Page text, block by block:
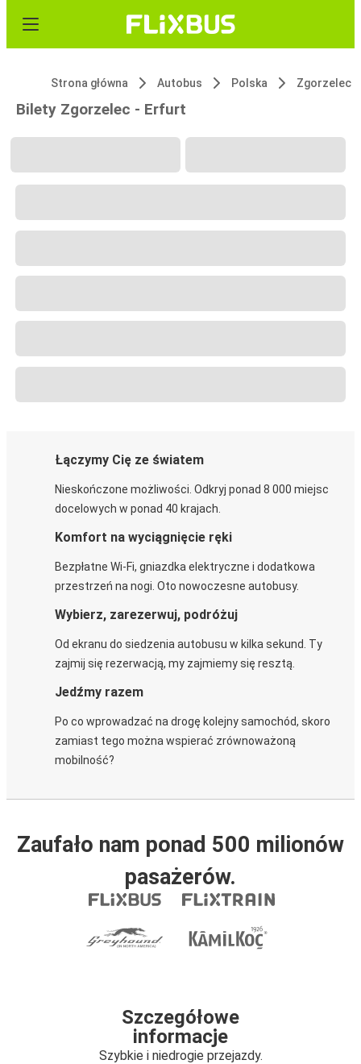
Strona główna Autobus Polska Zgorzelec
Bilety Zgorzelec - Erfurt
Łączymy Cię ze światem
Nieskończone możliwości. Odkryj ponad 8 000 miejsc
docelowych w ponad 40 krajach.
Komfort na wyciągnięcie ręki
Bezpłatne Wi-Fi, gniazdka elektryczne i dodatkowa
przestrzeń na nogi. Oto nowoczesne autobusy.
Wybierz, zarezerwuj, podróżuj
Od ekranu do siedzenia autobusu w kilka sekund. Ty
zajmij się rezerwacją, my zajmiemy się resztą.
Jedźmy razem
Po co wprowadzać na drogę kolejny samochód, skoro
zamiast tego można wspierać zrównoważoną
mobilność?
Zaufało nam ponad 500 milionów
pasażerów.
Szczegółowe
informacje
Szybkie i niedrogie przejazdy.